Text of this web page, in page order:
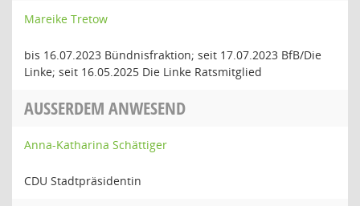
Mareike Tretow
bis 16.07.2023 Bündnisfraktion; seit 17.07.2023 BfB/Die
Linke; seit 16.05.2025 Die Linke Ratsmitglied
AUSSERDEM ANWESEND
Anna-Katharina Schättiger
CDU Stadtpräsidentin